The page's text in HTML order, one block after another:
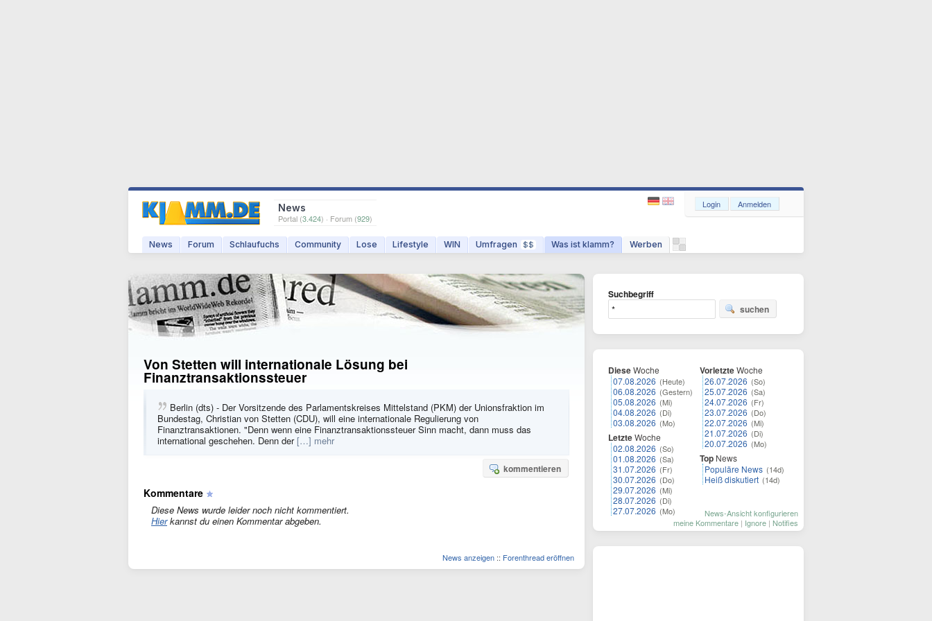
News
Portal (3.424) · Forum (929)
News Forum Schlaufuchs Community Lose Lifestyle WIN Umfragen $$ Was ist klamm? Werben
Login Anmelden
Von Stetten will internationale Lösung bei
Finanztransaktionssteuer
Berlin (dts) - Der Vorsitzende des Parlamentskreises Mittelstand (PKM) der Unionsfraktion im
Bundestag, Christian von Stetten (CDU), will eine internationale Regulierung von
Finanztransaktionen. "Denn wenn eine Finanztransaktionssteuer Sinn macht, dann muss das
international geschehen. Denn der […] mehr
kommentieren
Kommentare
Diese News wurde leider noch nicht kommentiert.
Hierkannst du einen Kommentar abgeben.
News anzeigen :: Forenthread eröffnen
Suchbegriff
suchen
DieseWoche
07.08.2026 (Heute)
06.08.2026 (Gestern)
05.08.2026 (Mi)
04.08.2026 (Di)
03.08.2026 (Mo)
LetzteWoche
02.08.2026 (So)
01.08.2026 (Sa)
31.07.2026 (Fr)
30.07.2026 (Do)
29.07.2026 (Mi)
28.07.2026 (Di)
27.07.2026 (Mo)
VorletzteWoche
26.07.2026 (So)
25.07.2026 (Sa)
24.07.2026 (Fr)
23.07.2026 (Do)
22.07.2026 (Mi)
21.07.2026 (Di)
20.07.2026 (Mo)
Top News
Populäre News (14d)
Heiß diskutiert (14d)
News-Ansicht konfigurieren
meine Kommentare | Ignore | Notifies